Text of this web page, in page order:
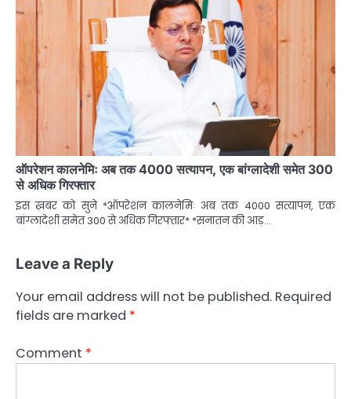
ऑपरेशन कालनेमिः अब तक 4000 सत्यापन, एक बांग्लादेशी समेत 300
से अधिक गिरफ्तार
इस ख़बर को सुने *ऑपरेशन कालनेमिः अब तक 4000 सत्यापन, एक
बांग्लादेशी समेत 300 से अधिक गिरफ्तार* *सनातन की आड़…
Leave a Reply
Your email address will not be published. Required
fields are marked *
Comment *